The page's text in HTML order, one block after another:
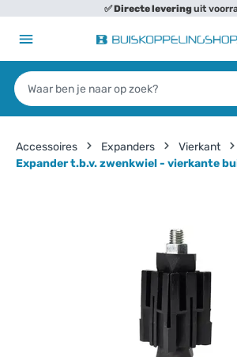
✅Directe leveringuit
Accessoires Expanders
Vierkant
Expander t.b.v. zwenkwiel - vierkante